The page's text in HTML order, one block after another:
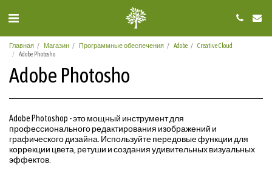
Главная Магазин Программные обеспечения Adobe
Creative Cloud
Adobe Photosho
Adobe Photosho
Adobe Photoshop - это мощный инструмент для
профессионального редактирования изображений и
графического дизайна. Используйте передовые функции для
коррекции цвета, ретуши и создания удивительных визуальных
эффектов.